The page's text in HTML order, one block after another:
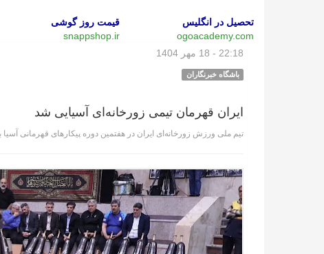
تحصیل در انگلیس
ogoacademy.com
قیمت روز گوشی
snappshop.ir
22:18 - 18 مهر 1404
باشگاه خبرنگاران
ایران قهرمان تیمی زورخانه‌ای آسیایی شد
تیم ملی ورزش زورخانه‌ای ایران در هفتمین دوره پیکار‌های قهرمانی